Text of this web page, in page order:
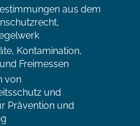
aus dem
Kontamination,
Freimessen
von
und
Prävention und